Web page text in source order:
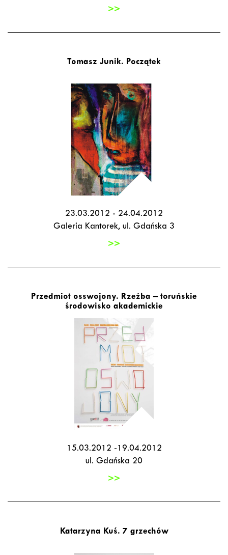
>>
Tomasz Junik. Początek
23.03.2012 - 24.04.2012
Galeria Kantorek, ul. Gdańska 3
>>
Przedmiot osswojony. Rzeźba – toruńskie
środowisko akademickie
15.03.2012 -19.04.2012
ul. Gdańska 20
>>
Katarzyna Kuś. 7 grzechów